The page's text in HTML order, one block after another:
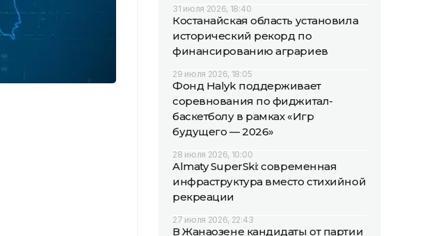
31 июля 2026, 18:40
Костанайская область установила
исторический рекорд по
финансированию аграриев
29 июля 2026, 18:05
Фонд Halyk поддерживает
соревнования по фиджитал-
баскетболу в рамках «Игр
будущего — 2026»
28 июля 2026, 10:00
Almaty SuperSki: современная
инфраструктура вместо стихийной
рекреации
27 июля 2026, 22:43
В Жанаозене кандидаты от партии